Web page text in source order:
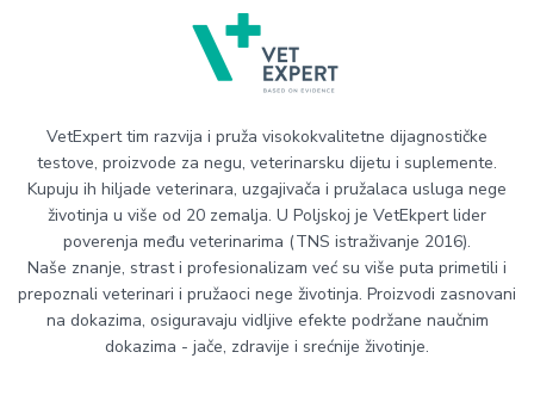
VetExpert tim razvija i pruža visokokvalitetne dijagnostičke
testove, proizvode za negu, veterinarsku dijetu i suplemente.
Kupuju ih hiljade veterinara, uzgajivača i pružalaca usluga nege
životinja u više od 20 zemalja. U Poljskoj je VetEkpert lider
poverenja među veterinarima (TNS istraživanje 2016).
Naše znanje, strast i profesionalizam već su više puta primetili i
prepoznali veterinari i pružaoci nege životinja. Proizvodi zasnovani
na dokazima, osiguravaju vidljive efekte podržane naučnim
dokazima - jače, zdravije i srećnije životinje.